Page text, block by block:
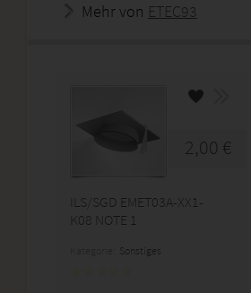
Mehr von ETEC93
2,00 €
ILS/SGD EMET03A-XX1-
K08 NOTE 1
Sonstiges